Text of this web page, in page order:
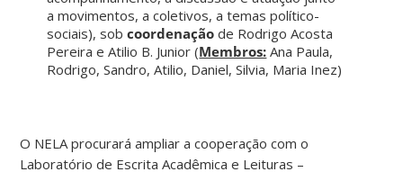
a movimentos, a coletivos, a temas político-
sociais), sobcoordenação de Rodrigo Acosta
Pereira e Atilio B. Junior (Membros: Ana Paula,
Rodrigo, Sandro, Atilio, Daniel, Silvia, Maria Inez)
O NELA procurará ampliar a cooperação com o
Laboratório de Escrita Acadêmica e Leituras –